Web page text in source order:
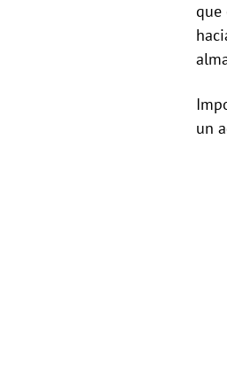
que
un